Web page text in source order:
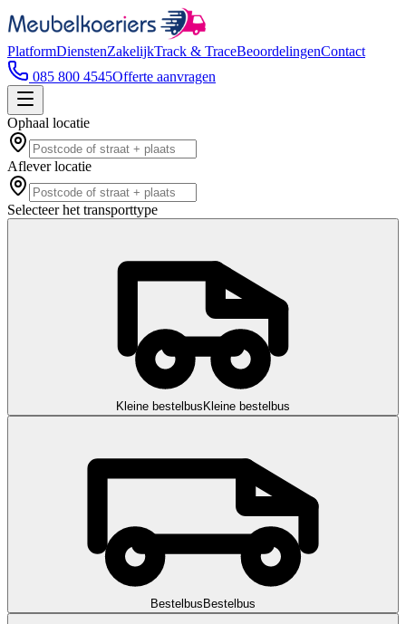
PlatformDienstenZakelijkTrack & TraceBeoordelingenContact
085 800 4545Offerte aanvragen
Ophaal locatie
Aflever locatie
Selecteer het transporttype
Kleine bestelbus Kleine bestelbus
Bestelbus Bestelbus